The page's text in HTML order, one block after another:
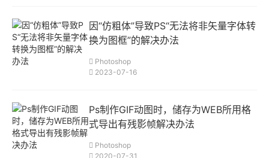
因“仿粗体”导致PS“无法将非矢量字体转
换为图框”的解决办法
Photoshop
2023-07-16
Ps制作GIF动图时，储存为WEB所用格
式导出有残影帧解决办法
Photoshop
2020-07-31